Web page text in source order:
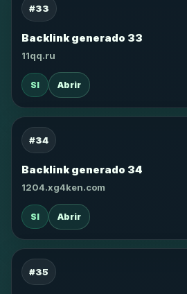
#33
Backlink generado 33
11qq.ru
SI Abrir
#34
Backlink generado 34
1204.xg4ken.com
SI Abrir
#35